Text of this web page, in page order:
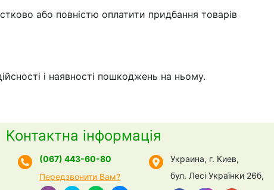
або повністю оплатити придбання товарів
і наявності пошкоджень на ньому.
Контактна інформація
(067) 443-60-80
Передзвонити Вам?
Украина, г. Киев,
бул. Лесі Українки 26б,